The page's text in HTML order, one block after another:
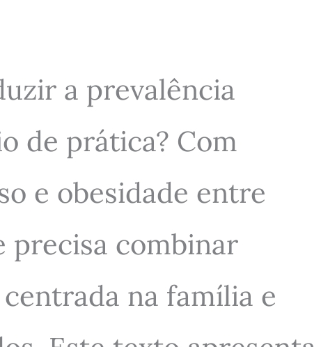
a prevalência
de prática? Com
e obesidade entre
precisa combinar
na família e